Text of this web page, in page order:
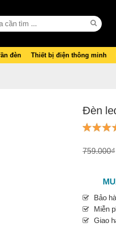
đèn Thiết bị điện thông minh
Đèn
759.000₫
Bảo
Miễn
Giao